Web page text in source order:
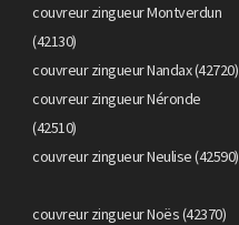
couvreur zingueur Montverdun
(42130)
couvreur zingueur Nandax (42720)
couvreur zingueur Néronde
(42510)
couvreur zingueur Neulise (42590)
couvreur zingueur Noës (42370)